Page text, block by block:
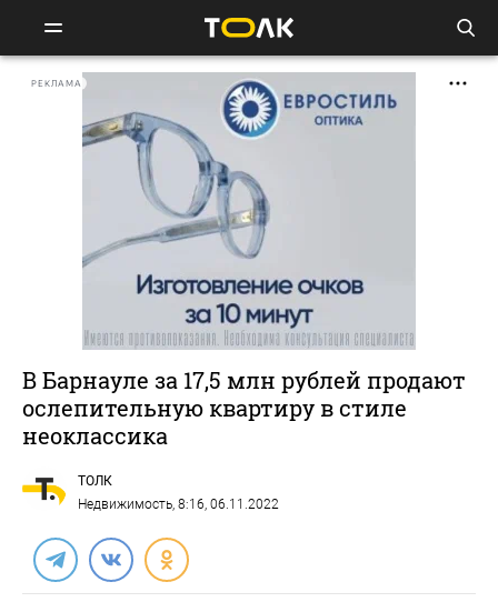
РЕКЛАМА
В Барнауле за 17,5 млн рублей продают
ослепительную квартиру в стиле
неоклассика
ТОЛК
Недвижимость, 8:16, 06.11.2022